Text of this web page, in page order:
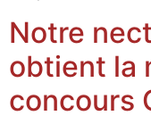
Notre
obtient la
concours